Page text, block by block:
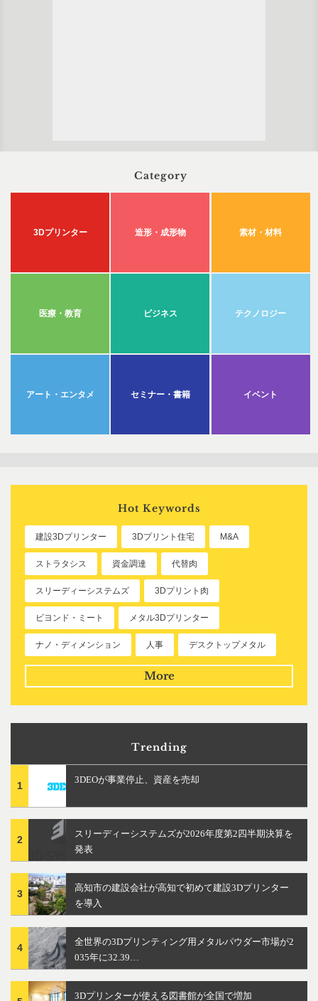
Category
3Dプリンター 造形・成形物 素材・材料
医療・教育 ビジネス テクノロジー
アート・エンタメ セミナー・書籍 イベント
Hot Keywords
建設3Dプリンター 3Dプリント住宅 M&A
ストラタシス 資金調達 代替肉
スリーディーシステムズ 3Dプリント肉
ビヨンド・ミート メタル3Dプリンター
ナノ・ディメンション 人事 デスクトップメタル
More
Trending
1
3DEOが事業停止、資産を売却
2
スリーディーシステムズが2026年度第2四半期決算を
発表
3
高知市の建設会社が高知で初めて建設3Dプリンター
を導入
4
全世界の3Dプリンティング用メタルパウダー市場が2
035年に32.39…
3Dプリンターが使える図書館が全国で増加